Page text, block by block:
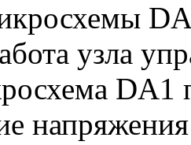
узла
DA1
напряжения